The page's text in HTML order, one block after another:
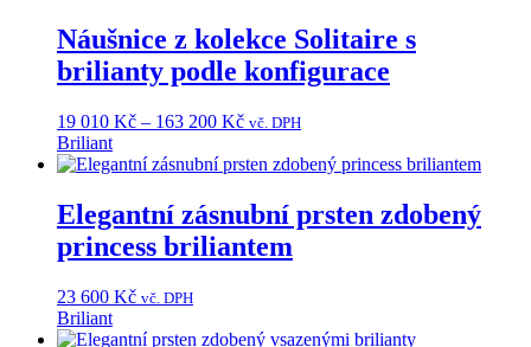
has
multiple
variants.
options
may
be
chosen
on
the
product
page
Náušnice z kolekce Solitaire s
brilianty podle konfigurace
19 010 Kč – 163 200 KčPrice
19
through
163
200 Kč
vč. DPH
Briliant
This
has
multiple
variants.
options
may
be
Elegantní zásnubní prsten zdobený
princess briliantem
23 600 Kč vč. DPH
Briliant
This